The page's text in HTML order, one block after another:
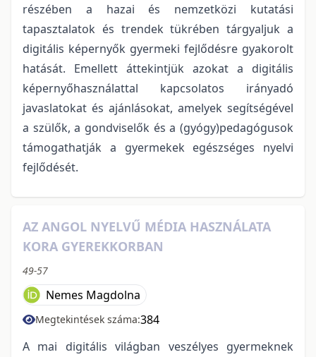
részében a hazai és nemzetközi kutatási
tapasztalatok és trendek tükrében tárgyaljuk a
digitális képernyők gyermeki fejlődésre gyakorolt
hatását. Emellett áttekintjük azokat a digitális
képernyőhasználattal kapcsolatos irányadó
javaslatokat és ajánlásokat, amelyek segítségével
a szülők, a gondviselők és a (gyógy)pedagógusok
támogathatják a gyermekek egészséges nyelvi
fejlődését.
AZ ANGOL NYELVŰ MÉDIA HASZNÁLATA
KORA GYEREKKORBAN
49-57
Nemes Magdolna
Megtekintések száma:384
A mai digitális világban veszélyes gyermeknek